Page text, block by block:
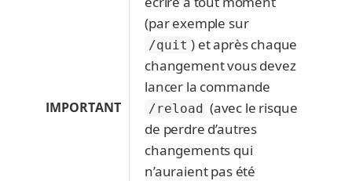
IMPORTANT
(par exemple sur
/quit ) et après chaque
changement vous devez
lancer la commande
/reload (avec le risque
de perdre d’autres
changements qui
n’auraient pas été